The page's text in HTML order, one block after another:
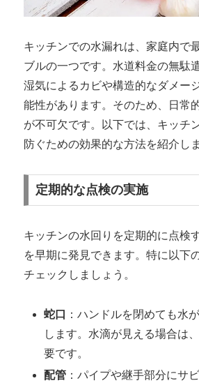
キッチンでの水漏れは、家庭内で
ブルの一つです。水道料金の無駄
湿気によるカビや構造的なダメー
能性があります。そのため、日常
が不可欠です。以下では、キッチ
防ぐための効果的な方法を紹介しま
定期的な点検の実施
キッチンの水回りを定期的に点検
を早期に発見できます。特に以下
チェックしましょう。
蛇口
：ハンドルを閉めても水
します。水滴が見える場合は
要です。
配管：パイプや継手部分にサ